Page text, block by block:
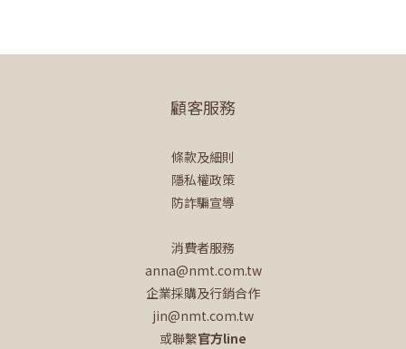
顧客服務
條款及細則
隱私權政策
防詐騙宣導
消費者服務
anna@nmt.com.tw
企業採購及行銷合作
jin@nmt.com.tw
或聯繫官方line